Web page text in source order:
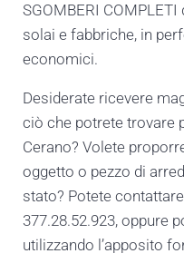
SGOMBERI
solai e fabbriche, in
economici.
Desiderate ricevere
ciò che potrete trovare
Cerano? Volete
oggetto o pezzo di
stato? Potete
377.28.52.923, oppure
utilizzando l’apposito